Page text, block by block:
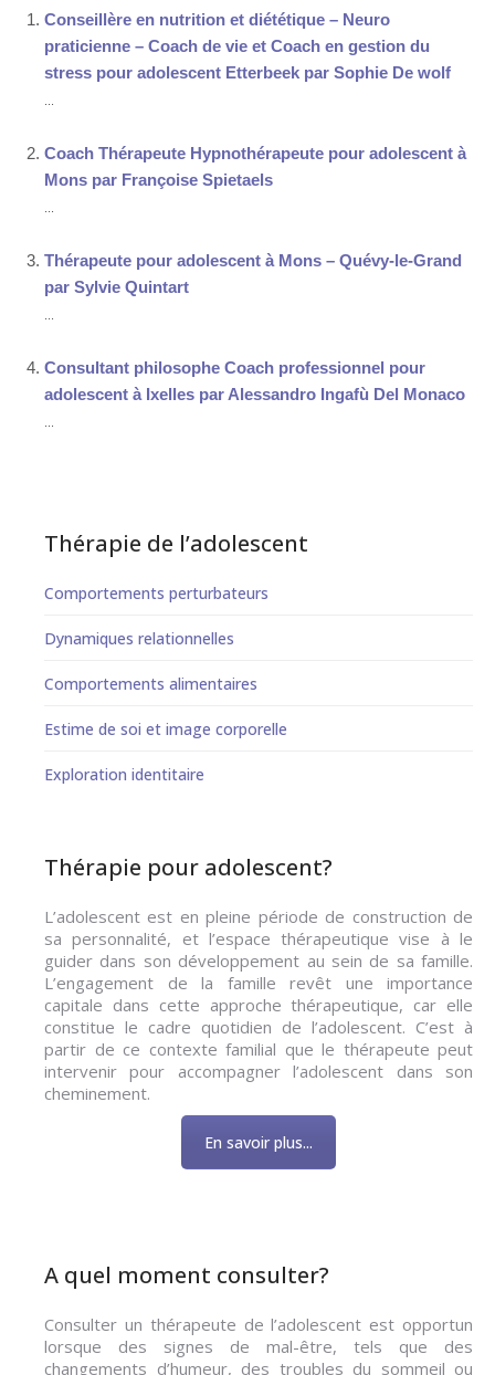
Conseillère en nutrition et diététique – Neuro
praticienne – Coach de vie et Coach en gestion du
stress pour adolescent Etterbeek par Sophie De wolf
Coach Thérapeute Hypnothérapeute pour adolescent à
Mons par Françoise Spietaels
Thérapeute pour adolescent à Mons – Quévy-le-Grand
par Sylvie Quintart
Consultant philosophe Coach professionnel pour
adolescent à Ixelles par Alessandro Ingafù Del Monaco
Thérapie de l’adolescent
Comportements perturbateurs
Dynamiques relationnelles
Comportements alimentaires
Estime de soi et image corporelle
Exploration identitaire
Thérapie pour adolescent?
L’adolescent est en pleine période de construction de
sa personnalité, et l’espace thérapeutique vise à le
guider dans son développement au sein de sa famille.
L’engagement de la famille revêt une importance
capitale dans cette approche thérapeutique, car elle
constitue le cadre quotidien de l’adolescent. C’est à
partir de ce contexte familial que le thérapeute peut
intervenir pour accompagner l’adolescent dans son
cheminement.
En savoir plus...
A quel moment consulter?
Consulter un thérapeute de l’adolescent est opportun
lorsque des signes de mal-être, tels que des
changements d’humeur, des troubles du sommeil ou